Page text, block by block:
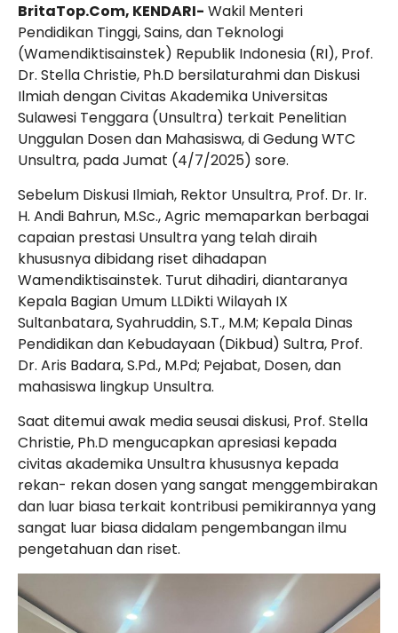
BritaTop.Com, KENDARI- Wakil Menteri
Pendidikan Tinggi, Sains, dan Teknologi
(Wamendiktisainstek) Republik Indonesia (RI), Prof.
Dr. Stella Christie, Ph.D bersilaturahmi dan Diskusi
Ilmiah dengan Civitas Akademika Universitas
Sulawesi Tenggara (Unsultra) terkait Penelitian
Unggulan Dosen dan Mahasiswa, di Gedung WTC
Unsultra, pada Jumat (4/7/2025) sore.
Sebelum Diskusi Ilmiah, Rektor Unsultra, Prof. Dr. Ir.
H. Andi Bahrun, M.Sc., Agric memaparkan berbagai
capaian prestasi Unsultra yang telah diraih
khususnya dibidang riset dihadapan
Wamendiktisainstek. Turut dihadiri, diantaranya
Kepala Bagian Umum LLDikti Wilayah IX
Sultanbatara, Syahruddin, S.T., M.M; Kepala Dinas
Pendidikan dan Kebudayaan (Dikbud) Sultra, Prof.
Dr. Aris Badara, S.Pd., M.Pd; Pejabat, Dosen, dan
mahasiswa lingkup Unsultra.
Saat ditemui awak media seusai diskusi, Prof. Stella
Christie, Ph.D mengucapkan apresiasi kepada
civitas akademika Unsultra khususnya kepada
rekan- rekan dosen yang sangat menggembirakan
dan luar biasa terkait kontribusi pemikirannya yang
sangat luar biasa didalam pengembangan ilmu
pengetahuan dan riset.